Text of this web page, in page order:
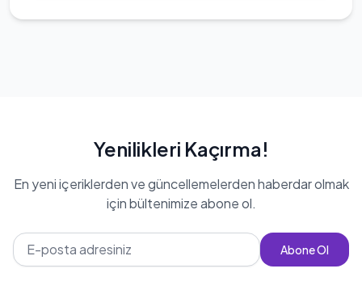
oynamıştır. 2016 yılında Sermiyan
tarihinde intihar ederek yaşamına son
vermiştir. Muhittin Korkmaz, 24 Kasım
2020 tarihinde Kovid-19 tedavisi
gördüğü hastanede 67 yaşında
hayatını kaybetmiştir.
Yenilikleri Kaçırma!
En yeni içeriklerden ve güncellemelerden haberdar olmak
için bültenimize abone ol.
Abone Ol